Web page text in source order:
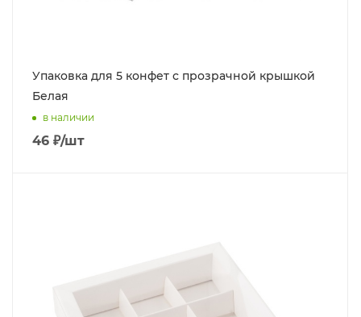
Упаковка для 5 конфет с прозрачной крышкой
Белая
в наличии
46 ₽/шт